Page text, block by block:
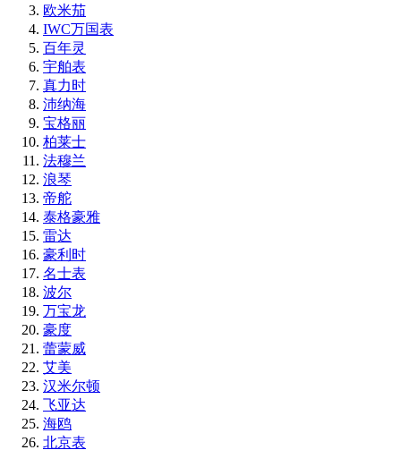
欧米茄
IWC万国表
百年灵
宇舶表
真力时
沛纳海
宝格丽
柏莱士
法穆兰
浪琴
帝舵
泰格豪雅
雷达
豪利时
名士表
波尔
万宝龙
豪度
蕾蒙威
艾美
汉米尔顿
飞亚达
海鸥
北京表